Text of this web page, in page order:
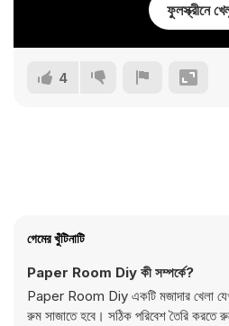
ফুলস্ক্রীনে
4
গেমের খুঁটিনাটি
Paper Room Diy কী সম্পর্কে?
Paper Room Diy একটি মজাদার খেলা
রুম সাজাতে হবে। সঠিক পরিবেশ তৈরি করতে